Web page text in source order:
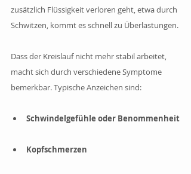
zusätzlich Flüssigkeit verloren geht, etwa durch
Schwitzen, kommt es schnell zu Überlastungen.
Dass der Kreislauf nicht mehr stabil arbeitet,
macht sich durch verschiedene Symptome
bemerkbar. Typische Anzeichen sind:
Schwindelgefühle oder Benommenheit
Kopfschmerzen